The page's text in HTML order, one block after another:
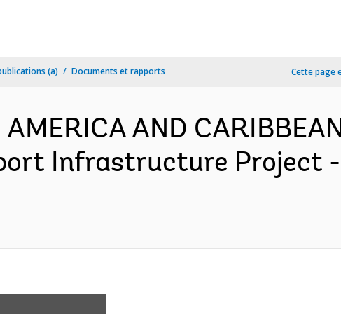
(a) Documents et rapports Cette page
AND
Infrastructure Project